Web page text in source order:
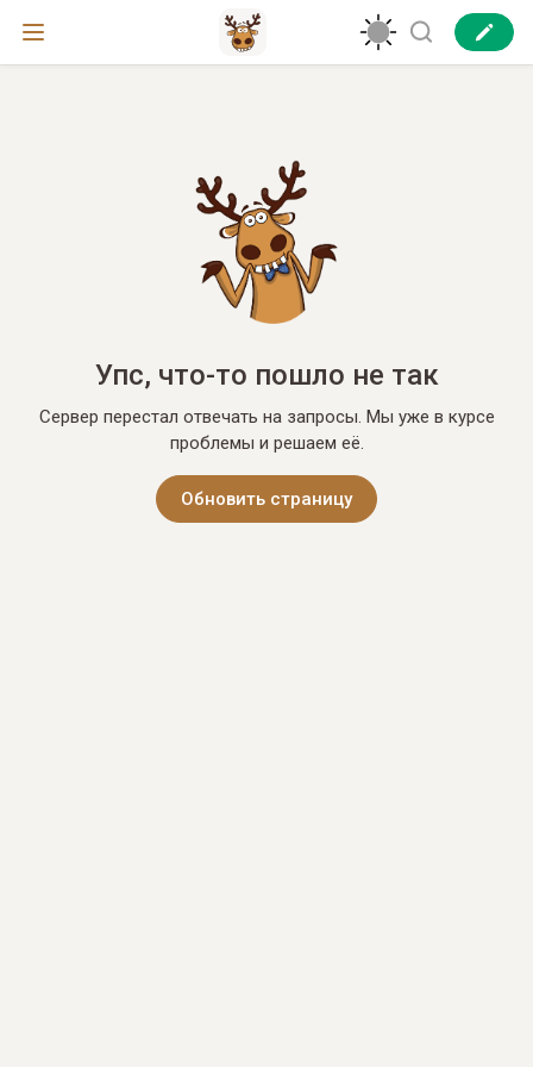
Упс, что-то пошло не так
Сервер перестал отвечать на запросы. Мы уже в курсе
проблемы и решаем её.
Обновить страницу